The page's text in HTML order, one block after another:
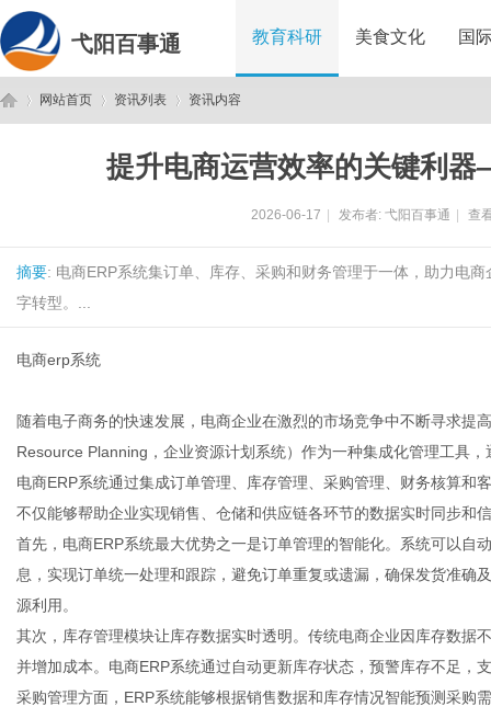
弋阳百事通 教育科研 美食文化 国
网站首页 资讯列表 资讯内容
提升电商运营效率的关键利
2026-06-17 发布者: 弋阳百事通 查
摘要: 电商ERP系统集订单、库存、采购和财务管理于一体，助力电
字转型。...
电商erp系统
随着电子商务的快速发展，电商企业在激烈的市场竞争中不断寻求提
Resource Planning，企业资源计划系统）作为一种集成化管理工具
电商ERP系统通过集成订单管理、库存管理、采购管理、财务核算和
不仅能够帮助企业实现销售、仓储和供应链各环节的数据实时同步和
首先，电商ERP系统最大优势之一是订单管理的智能化。系统可以自
息，实现订单统一处理和跟踪，避免订单重复或遗漏，确保发货准确
源利用。
其次，库存管理模块让库存数据实时透明。传统电商企业因库存数据
并增加成本。电商ERP系统通过自动更新库存状态，预警库存不足，
采购管理方面，ERP系统能够根据销售数据和库存情况智能预测采购